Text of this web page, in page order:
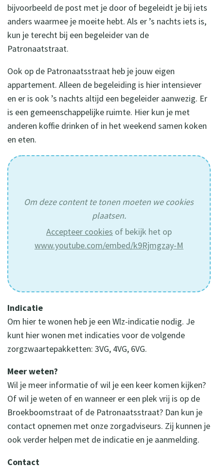
bijvoorbeeld de post met je door of begeleidt je bij iets
anders waarmee je moeite hebt. Als er ’s nachts iets is,
kun je terecht bij een begeleider van de
Patronaatstraat.
Ook op de Patronaatsstraat heb je jouw eigen
appartement. Alleen de begeleiding is hier intensiever
en er is ook ’s nachts altijd een begeleider aanwezig. Er
is een gemeenschappelijke ruimte. Hier kun je met
anderen koffie drinken of in het weekend samen koken
en eten.
Om deze content te tonen moeten we cookies
plaatsen.
Accepteer cookies of bekijk het op
www.youtube.com/embed/k9Rjmgzay-M
Indicatie
Om hier te wonen heb je een Wlz-indicatie nodig. Je
kunt hier wonen met indicaties voor de volgende
zorgzwaartepakketten: 3VG, 4VG, 6VG.
Meer weten?
Wil je meer informatie of wil je een keer komen kijken?
Of wil je weten of en wanneer er een plek vrij is op de
Broekboomstraat of de Patronaatsstraat? Dan kun je
contact opnemen met onze zorgadviseurs. Zij kunnen je
ook verder helpen met de indicatie en je aanmelding.
Contact